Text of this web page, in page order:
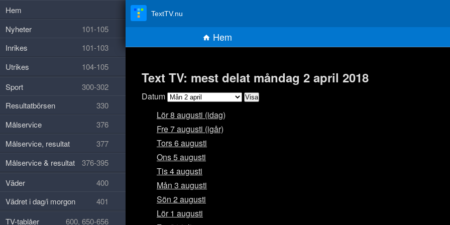
Text TV: mest delat måndag 2 april 2018
Datum
Lör 8 augusti (idag)
Fre 7 augusti (igår)
Tors 6 augusti
Ons 5 augusti
Tis 4 augusti
Mån 3 augusti
Sön 2 augusti
Lör 1 augusti
TextTV.nu
Hem
Hem
Nyheter
101-105
Inrikes
101-103
Utrikes
104-105
Sport
300-302
Resultatbörsen
330
Målservice
376
Målservice, resultat
377
Målservice & resultat
376-395
Väder
400
Vädret i dag/i morgon
401
TV-tablåer
600, 650-656